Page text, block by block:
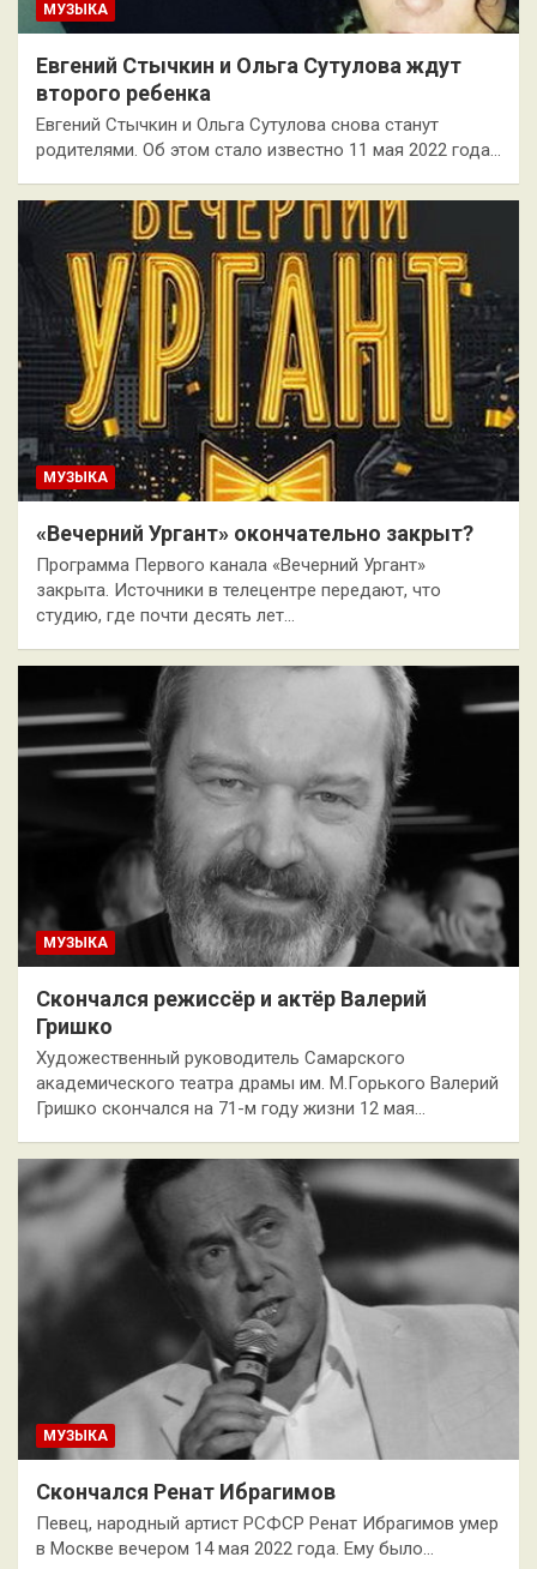
МУЗЫКА
Евгений Стычкин и Ольга Сутулова ждут
второго ребенка
Евгений Стычкин и Ольга Сутулова снова станут
родителями. Об этом стало известно 11 мая 2022 года…
МУЗЫКА
«Вечерний Ургант» окончательно закрыт?
Программа Первого канала «Вечерний Ургант»
закрыта. Источники в телецентре передают, что
студию, где почти десять лет…
МУЗЫКА
Скончался режиссёр и актёр Валерий
Гришко
Художественный руководитель Самарского
академического театра драмы им. М.Горького Валерий
Гришко скончался на 71-м году жизни 12 мая…
МУЗЫКА
Скончался Ренат Ибрагимов
Певец, народный артист РСФСР Ренат Ибрагимов умер
в Москве вечером 14 мая 2022 года. Ему было…